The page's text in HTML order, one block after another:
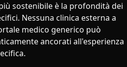
sostenibile è la profondità dei
Nessuna clinica esterna a
medico generico può
ancorati all'esperienza